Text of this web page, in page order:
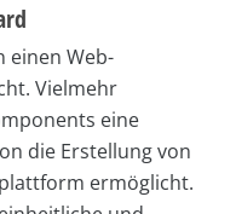
einen Web-
Vielmehr
eine
die Erstellung von
ermöglicht.